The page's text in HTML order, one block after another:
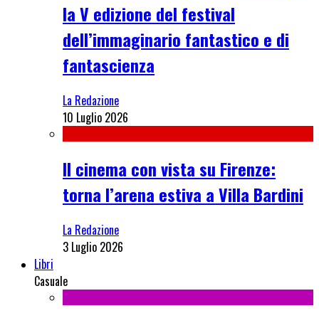
la V edizione del festival
dell’immaginario fantastico e di
fantascienza
La Redazione
10 Luglio 2026
Il cinema con vista su Firenze:
torna l’arena estiva a Villa Bardini
La Redazione
3 Luglio 2026
Libri
Casuale